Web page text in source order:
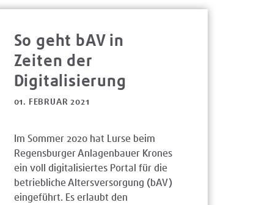
So geht bAV in
Zeiten der
Digitalisierung
01. FEBRUAR 2021
Im Sommer 2020 hat Lurse beim
Regensburger Anlagenbauer Krones
ein voll digitalisiertes Portal für die
betriebliche Altersversorgung (bAV)
eingeführt. Es erlaubt den